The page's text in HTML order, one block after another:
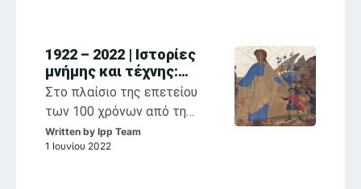
εκδηλώσεις που
φιλοξενούνται στο Ιστορικό
Αρχείο Μουσείο Ύδρας στο
πλαίσιο της επετείου των
100 χρόνων από τη
1922 – 2022 | Ιστορίες
μνήμης και τέχνης:
Aναστοχασμοί στη
θρησκευτική ζωγραφική
των Παπαλουκά,
Κόντογλου, Βασιλείου
Στο πλαίσιο της επετείου
των 100 χρόνων από τη
Μικρασιατική Καταστροφή
ξεκινά στις 11 Ιουνίου 2022
Written by Ipp Team
1 Ιουνίου 2022